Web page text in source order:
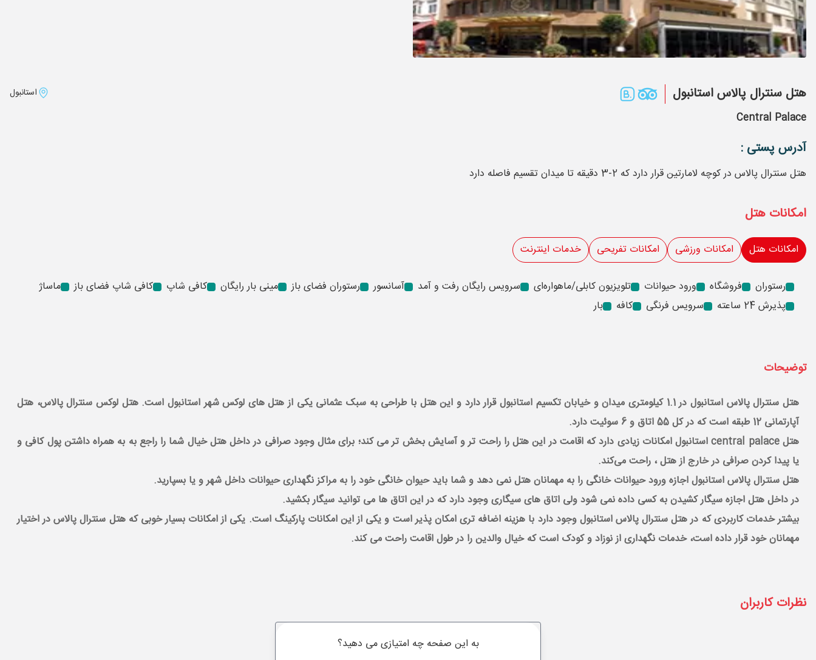
هتل سنترال پالاس استانبول
Central Palace
استانبول
آدرس پستی :
هتل سنترال پالاس در کوچه لامارتین قرار دارد که 2-3 دقیقه تا میدان تقسیم فاصله دارد
امکانات هتل
امکانات هتل امکانات ورزشی امکانات تفریحی خدمات اینترنت
رستوران فروشگاه ورود حیوانات تلویزیون کابلی/ماهواره‌ای سرویس رایگان رفت و آمد آسانسور رستوران فضای باز مینی بار رایگان کافی شاپ کافی شاپ فضای باز
ماساژ
پذیرش 24 ساعته
سرویس فرنگی کافه بار
توضیحات
هتل سنترال پالاس استانبول در 1.1 کیلومتری میدان و خیابان تکسیم استانبول قرار دارد و این هتل با طراحی به سبک عثمانی یکی از هتل های لوکس شهر استانبول است. هتل لوکس سنترال پالاس، هتل
آپارتمانی 12 طبقه است که در کل 55 اتاق و 6 سوئیت دارد.
هتل central palace استانبول امکانات زیادی دارد که اقامت در این هتل را راحت تر و آسایش بخش تر می کند؛ برای مثال وجود صرافی در داخل هتل خیال شما را راجع به به همراه داشتن پول کافی و
یا پیدا کردن صرافی در خارج از هتل ، راحت می‌کند. ‌
هتل سنترال پالاس استانبول اجازه ورود حیوانات خانگی را به مهمانان هتل نمی دهد و شما باید حیوان خانگی خود را به مراکز نگهداری حیوانات داخل شهر و یا بسپارید.
در داخل هتل اجازه سیگار کشیدن به کسی داده نمی شود ولی اتاق های سیگاری وجود دارد که در این اتاق ها می توانید سیگار بکشید.
بیشتر خدمات کاربردی که در هتل سنترال پالاس استانبول وجود دارد با هزینه اضافه تری امکان پذیر است و یکی از این امکانات پارکینگ است. یکی از امکانات بسیار خوبی که هتل سنترال پالاس در اختیار
مهمانان خود قرار داده است، خدمات نگهداری از نوزاد و کودک است که خیال والدین را در طول اقامت راحت می کند.
نظرات کاربران
به این صفحه چه امتیازی می دهید؟